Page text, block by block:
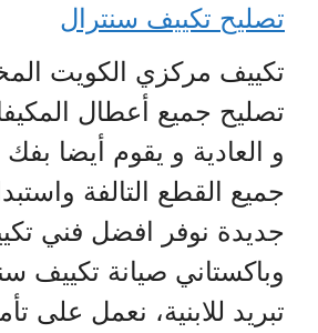
تصليح تكييف سنترال
تكييف مركزي الكويت
تصليح جميع أعطال
و العادية و يقوم أيضا
جميع القطع التالفة
جديدة نوفر افضل فني
وباكستاني صيانة تكييف
تبريد للابنية، نعمل على